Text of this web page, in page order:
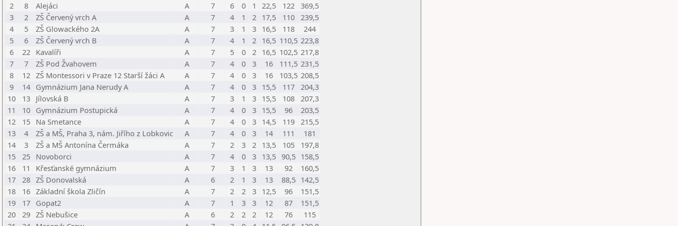
2 8 Alejáci A 7 6 0 1 22,5 122 369,5
3
2 ZŠ Červený vrch A A 7 4 1 2 17,5 110 239,5
4
5 ZŠ Glowackého 2A A 7 3 1 3 16,5 118
244
5
6 ZŠ Červený vrch B A 7 4 1 2 16,5 110,5 223,8
6
22 Kavalíři A 7 5 0 2 16,5 102,5 217,8
7
7 ZŠ Pod Žvahovem A 7 4 0 3 16 111,5 231,5
8
12 ZŠ Montessori v Praze 12 Starší žáci A A 7 4 0 3 16 103,5 208,5
9
14 Gymnázium Jana Nerudy A A 7 4 0 3 15,5 117 204,3
10
13 Jílovská B A 7 3 1 3 15,5 108 207,3
11
10 Gymnázium Postupická A 7 4 0 3 15,5 96
203,5
12
15 Na Smetance A 7 4 0 3 14,5 119 215,5
13
4 ZŠ a MŠ, Praha 3, nám. Jiřího z Lobkovic A 7 4 0 3 14 111
181
14
3 ZŠ a MŠ Antonína Čermáka A 7 2 3 2 13,5 105
197,8
15
25 Novoborci A 7 4 0 3 13,5 90,5 158,5
16
11 Křesťanské gymnázium A 7 3 1 3 13 92
160,5
17
28 ZŠ Donovalská A 6 2 1 3 13 88,5 142,5
18
16 Základní škola Zličín A 7 2 2 3 12,5 96
151,5
19
17 Gopat2 A 7 1 3 3 12 87
151,5
20
29 ZŠ Nebušice A 6 2 2 2 12 76
115